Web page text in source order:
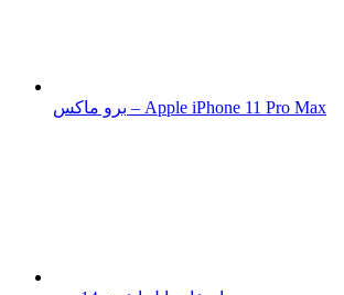
برو ماكس – Apple iPhone 11 Pro Max